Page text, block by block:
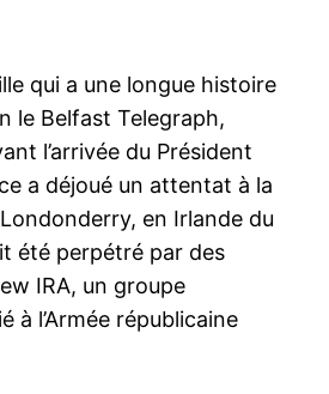
qui a une longue histoire
le Belfast Telegraph,
l’arrivée du Président
a déjoué un attentat à la
en Irlande du
été perpétré par des
IRA, un groupe
à l’Armée républicaine